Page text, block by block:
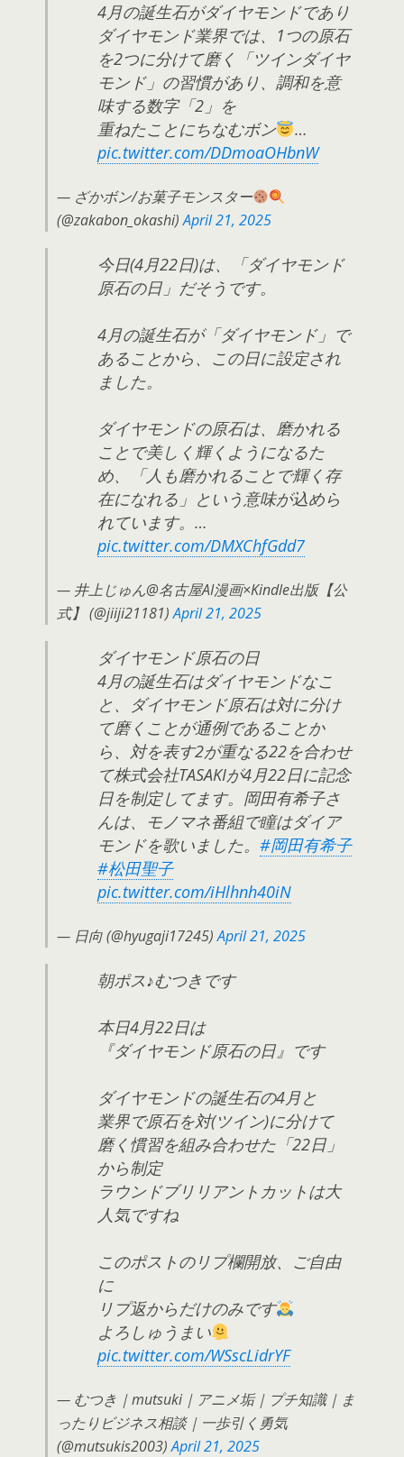
4月の誕生石がダイヤモンドであり
ダイヤモンド業界では、1つの原石
を2つに分けて磨く「ツインダイヤ
モンド」の習慣があり、調和を意
味する数字「2」を
重ねたことにちなむボン
…
pic.twitter.com/DDmoaOHbnW
— ざかボン/お菓子モンスター
(@zakabon_okashi)April 21, 2025
今日(4月22日)は、「ダイヤモンド
原石の日」だそうです。
4月の誕生石が「ダイヤモンド」で
あることから、この日に設定され
ました。
ダイヤモンドの原石は、磨かれる
ことで美しく輝くようになるた
め、「人も磨かれることで輝く存
在になれる」という意味が込めら
れています。…
pic.twitter.com/DMXChfGdd7
— 井上じゅん@名古屋AI漫画×Kindle出版【公
式】 (@jiiji21181)April 21, 2025
ダイヤモンド原石の日
4月の誕生石はダイヤモンドなこ
と、ダイヤモンド原石は対に分け
て磨くことが通例であることか
ら、対を表す2が重なる22を合わせ
て株式会社TASAKIが4月22日に記念
日を制定してます。岡田有希子さ
んは、モノマネ番組で瞳はダイア
モンドを歌いました。 #岡田有希子
#松田聖子
pic.twitter.com/iHlhnh40iN
— 日向 (@hyugaji17245)April 21, 2025
朝ポス♪むつきです
本日4月22日は
『ダイヤモンド原石の日』です
ダイヤモンドの誕生石の4月と
業界で原石を対(ツイン)に分けて
磨く慣習を組み合わせた「22日」
から制定
ラウンドブリリアントカットは大
人気ですね
このポストのリプ欄開放、ご自由
に
リプ返からだけのみです
よろしゅうまい
pic.twitter.com/WSscLidrYF
— むつき｜mutsuki｜アニメ垢｜プチ知識｜ま
ったりビジネス相談｜一歩引く勇気
(@mutsukis2003)April 21, 2025